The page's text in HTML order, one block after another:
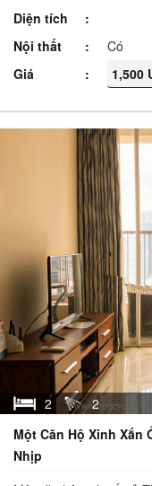
Diện tích
Nội thất
Có
Giá
1,500
2
2
Một Căn Hộ Xinh Xắn
Nhịp